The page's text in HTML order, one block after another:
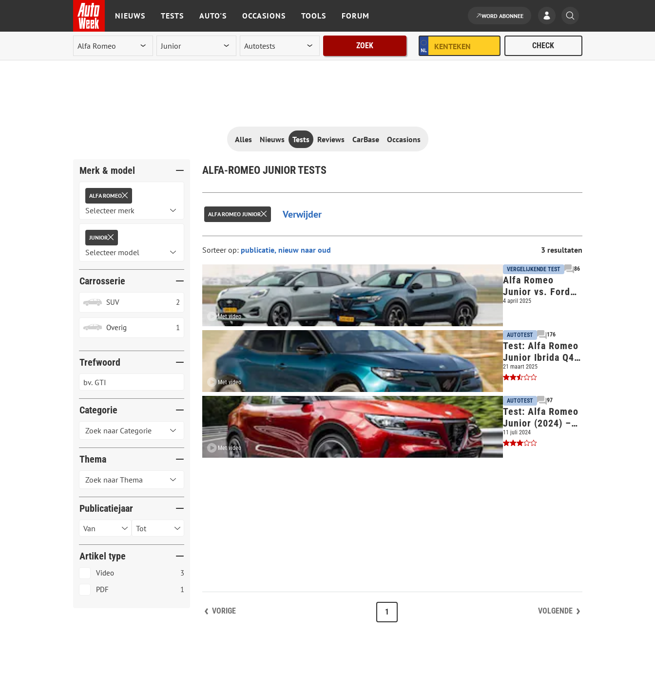
Ga naar de inhoud
NIEUWS TESTS AUTO'S OCCASIONS TOOLS FORUM WORD ABONNEE
ZOEK
Alles Nieuws Tests Reviews CarBase Occasions
Merk & model
ALFA ROMEO
JUNIOR
Carrosserie
SUV 2
Overig 1
Trefwoord
Categorie
Thema
Publicatiejaar
Artikel type
Video
3
PDF
1
ALFA-ROMEO JUNIOR TESTS
ALFA ROMEO JUNIOR Verwijder
Sorteer op: 3 resultaten
Met video
VERGELIJKENDE TEST 86
Alfa Romeo
Junior vs. Ford
Puma - Als het
zijn
4 april 2025
Met video
AUTOTEST 176
Test: Alfa Romeo
Junior Ibrida Q4
– Niet het
bommetje waar
we stiekem op
hoopten
21 maart 2025
Met video
AUTOTEST 97
Test: Alfa Romeo
Junior (2024) –
Wat weten de
Italianen toe te
voegen aan een
11 juli 2024
VORIGE VOLGENDE
1